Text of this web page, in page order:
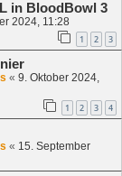
in BloodBowl 3
2024, 11:28
1 2 3
« 9. Oktober 2024,
1 2 3 4
« 15. September